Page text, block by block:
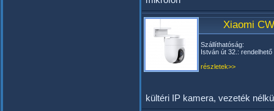
Xiaomi
Szállíthatóság:
István út 32.: rendelhető
részletek>>
kültéri IP kamera, vezeték